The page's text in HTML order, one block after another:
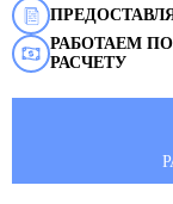
РАБОТАЕМ
РАСЧЕТУ